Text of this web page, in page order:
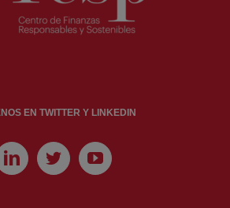
EN TWITTER Y LINKEDIN